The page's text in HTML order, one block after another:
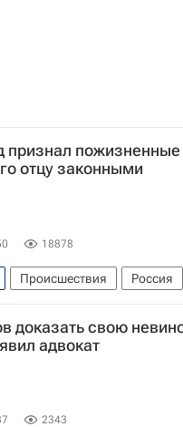
признал пожизненные
отцу законными
18878
Происшествия Россия
суд
Газпром
доказать свою
адвокат
2343